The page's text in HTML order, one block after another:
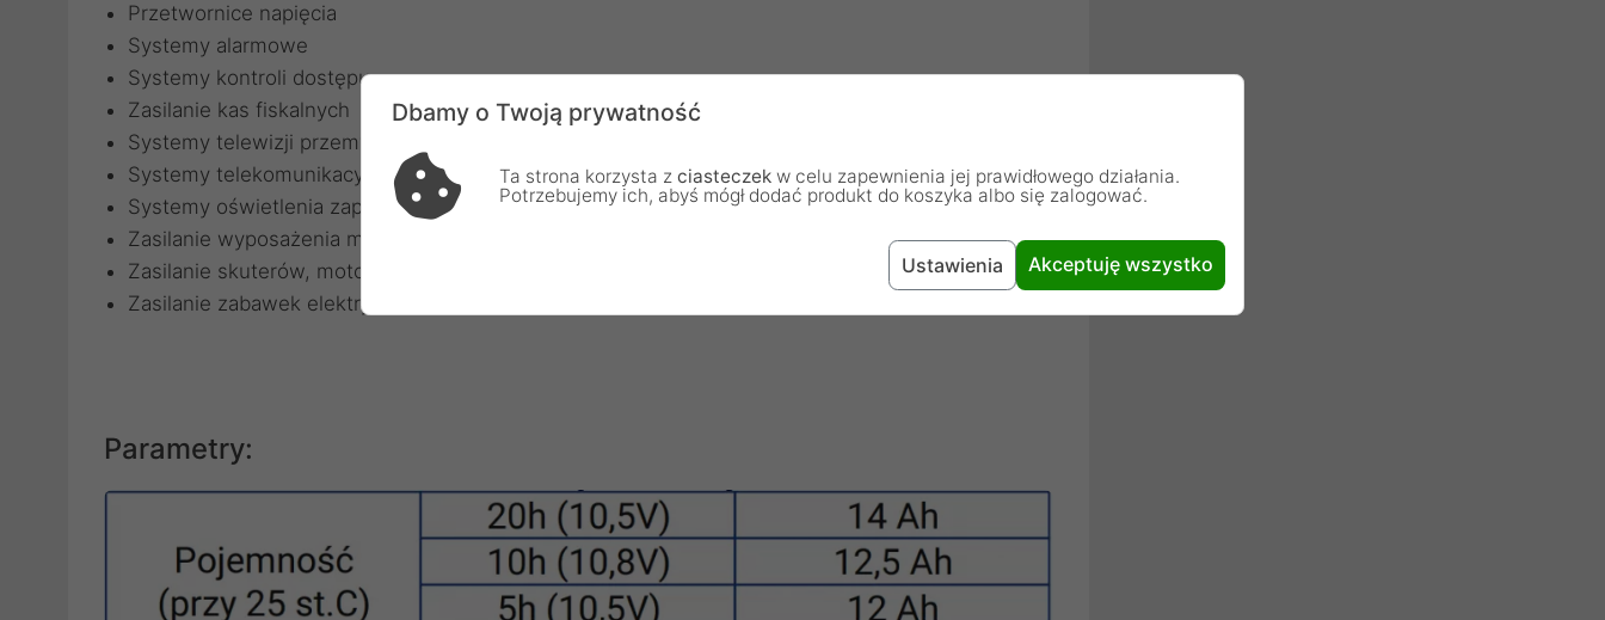
Przetwornice napięcia
Systemy alarmowe
Systemy kontroli dostępu
Zasilanie kas fiskalnych
Systemy telewizji przemysłowej
Systemy telekomunikacyjne
Systemy oświetlenia zapasowego
Zasilanie wyposażenia medycznego
Zasilanie skuterów, motorowerów
Zasilanie zabawek elektrycznych
Parametry:
Dbamy o Twoją prywatność
Ta strona korzysta z ciasteczek w celu zapewnienia jej prawidłowego działania.
Potrzebujemy ich, abyś mógł dodać produkt do koszyka albo się zalogować.
Ustawienia Akceptuję wszystko